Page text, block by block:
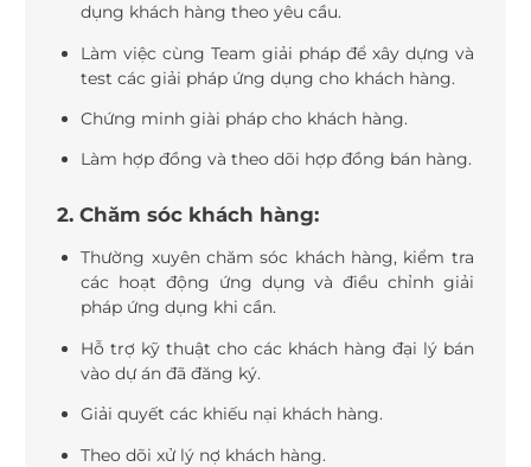
dụng khách hàng theo yêu cầu.
Làm việc cùng Team giải pháp để xây dựng và
test các giải pháp ứng dụng cho khách hàng.
Chứng minh giài pháp cho khách hàng.
Làm hợp đồng và theo dõi hợp đồng bán hàng.
2. Chăm sóc khách hàng:
Thường xuyên chăm sóc khách hàng, kiểm tra
các hoạt động ứng dụng và điều chỉnh giải
pháp ứng dụng khi cần.
Hỗ trợ kỹ thuật cho các khách hàng đại lý bán
vào dự án đã đăng ký.
Giải quyết các khiếu nại khách hàng.
Theo dõi xử lý nợ khách hàng.